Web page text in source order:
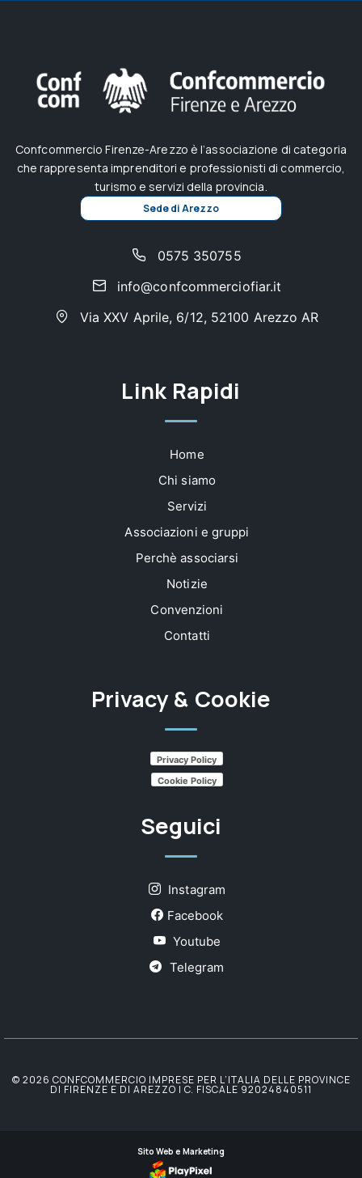
Confcommercio Firenze-Arezzo è l’associazione di categoria
che rappresenta imprenditori e professionisti di commercio,
turismo e servizi della provincia.
Sede di Arezzo
0575 350755
info@confcommerciofiar.it
Via XXV Aprile, 6/12, 52100 Arezzo AR
Link Rapidi
Home
Chi siamo
Servizi
Associazioni e gruppi
Perchè associarsi
Notizie
Convenzioni
Contatti
Privacy & Cookie
Privacy Policy
Cookie Policy
Seguici
Instagram
Facebook
Youtube
Telegram
© 2026 CONFCOMMERCIO IMPRESE PER L’ITALIA DELLE PROVINCE
DI FIRENZE E DI AREZZO | C. FISCALE 92024840511
Sito Web e Marketing